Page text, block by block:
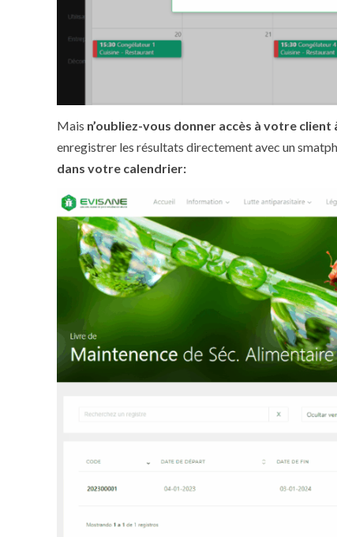
Mais n’oubliez-vous donner accès à votre client
enregistrer les résultats directement avec un
dans votre calendrier: